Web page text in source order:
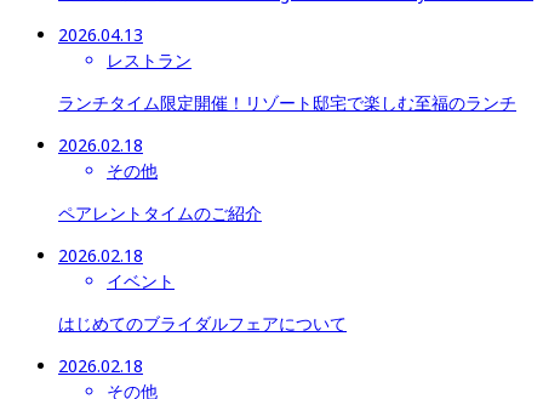
2026.04.13
レストラン
ランチタイム限定開催！リゾート邸宅で楽しむ至福のランチ
2026.02.18
その他
ペアレントタイムのご紹介
2026.02.18
イベント
はじめてのブライダルフェアについて
2026.02.18
その他